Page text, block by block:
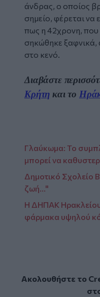
άνδρας, ο οποίος
σημείο, φέρεται να
πως η 42χρονη, που
σηκώθηκε ξαφνικά,
στο κενό.
Διαβάστε
Κρήτη και το
Γλαύκωμα: Το
μπορεί να
Δημοτικό Σχολείο
ζωή…"
Η ΔΗΠΑΚ
φάρμακα υψηλού
Ακολουθήστε το